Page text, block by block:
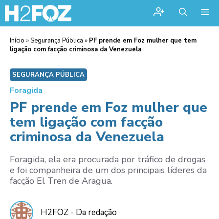
Início »Segurança Pública » PF prende em Foz mulher que tem
ligação com facção criminosa da Venezuela
SEGURANÇA PÚBLICA
Foragida
PF prende em Foz mulher que
tem ligação com facção
criminosa da Venezuela
Foragida, ela era procurada por tráfico de drogas
e foi companheira de um dos principais líderes da
facção El Tren de Aragua.
H2FOZ - Da redação